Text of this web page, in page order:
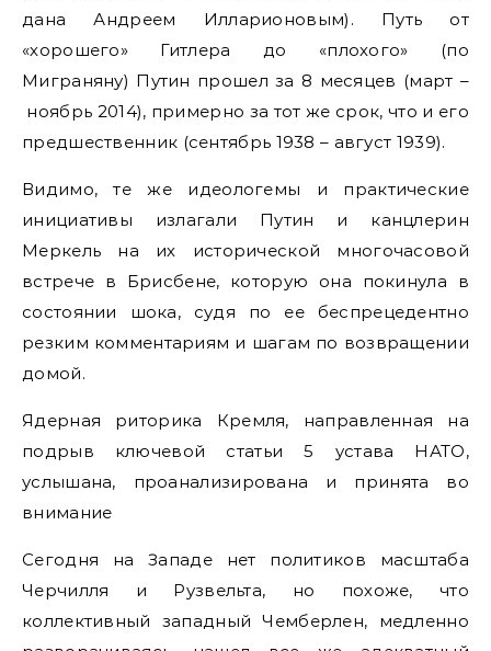
дана Андреем Илларионовым). Путь от
«хорошего» Гитлера до «плохого» (по
Миграняну) Путин прошел за 8 месяцев (март –
ноябрь 2014), примерно за тот же срок, что и его
предшественник (сентябрь 1938 – август 1939).
Видимо, те же идеологемы и практические
инициативы излагали Путин и канцлерин
Меркель на их исторической многочасовой
встрече в Брисбене, которую она покинула в
состоянии шока, cудя по ее беспрецедентно
резким комментариям и шагам по возвращении
домой.
Ядерная риторика Кремля, направленная на
подрыв ключевой статьи 5 устава НАТО,
услышана, проанализирована и принята во
внимание
Сегодня на Западе нет политиков масштаба
Черчилля и Рузвельта, но похоже, что
коллективный западный Чемберлен, медленно